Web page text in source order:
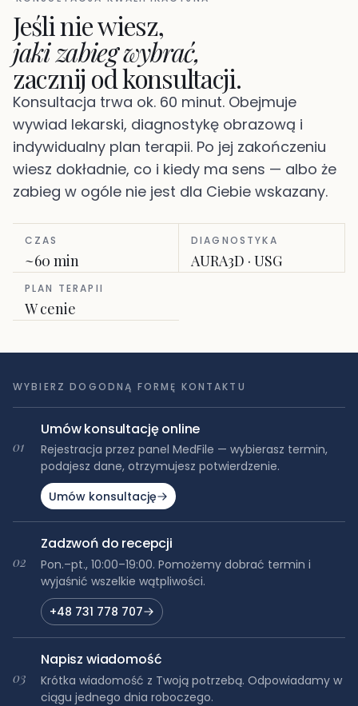
Jeśli nie wiesz,
jaki zabieg wybrać,
zacznij od konsultacji.
Konsultacja trwa ok. 60 minut. Obejmuje
wywiad lekarski, diagnostykę obrazową i
indywidualny plan terapii. Po jej zakończeniu
wiesz dokładnie, co i kiedy ma sens — albo że
zabieg w ogóle nie jest dla Ciebie wskazany.
CZAS
~60 min
DIAGNOSTYKA
AURA3D · USG
PLAN TERAPII
W cenie
WYBIERZ DOGODNĄ FORMĘ KONTAKTU
01
Umów konsultację online
Rejestracja przez panel MedFile — wybierasz termin,
podajesz dane, otrzymujesz potwierdzenie.
Umów konsultację
02
Zadzwoń do recepcji
Pon.–pt., 10:00–19:00. Pomożemy dobrać termin i
wyjaśnić wszelkie wątpliwości.
+48 731 778 707
03
Napisz wiadomość
Krótka wiadomość z Twoją potrzebą. Odpowiadamy w
ciągu jednego dnia roboczego.